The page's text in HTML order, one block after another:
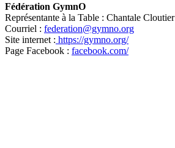
Fédération GymnO
Représentante à la Table : Chantale Cloutier
Courriel : federation@gymno.org
Site internet : https://gymno.org/
Page Facebook : facebook.com/